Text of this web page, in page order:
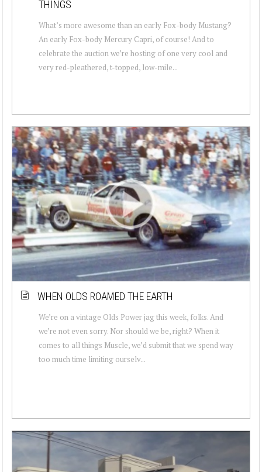
THINGS
What’s more awesome than an early Fox-body Mustang?
An early Fox-body Mercury Capri, of course! And to
celebrate the auction we’re hosting of one very cool and
very red-pleathered, t-topped, low-mile...
WHEN OLDS ROAMED THE EARTH
We’re on a vintage Olds Power jag this week, folks. And
we’re not even sorry. Nor should we be, right? When it
comes to all things Muscle, we’d submit that we spend way
too much time limiting ourselv...